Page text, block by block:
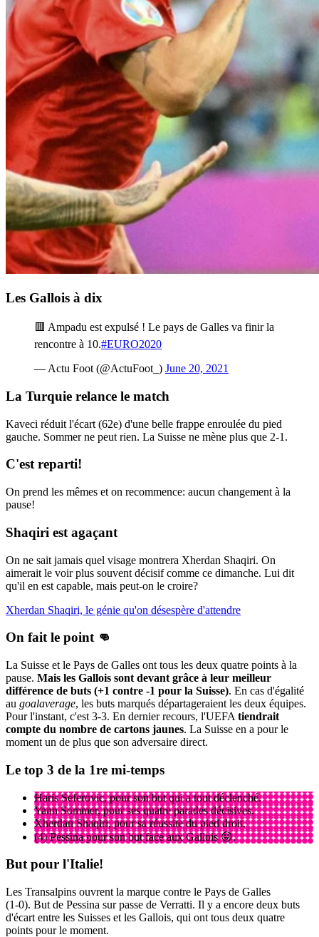
Les Gallois à dix
🟥 Ampadu est expulsé ! Le pays de Galles va finir la
rencontre à 10.#EURO2020
— Actu Foot (@ActuFoot_) June 20, 2021
La Turquie relance le match
Kaveci réduit l'écart (62e) d'une belle frappe enroulée du pied
gauche. Sommer ne peut rien. La Suisse ne mène plus que 2-1.
C'est reparti!
On prend les mêmes et on recommence: aucun changement à la
pause!
Shaqiri est agaçant
On ne sait jamais quel visage montrera Xherdan Shaqiri. On
aimerait le voir plus souvent décisif comme ce dimanche. Lui dit
qu'il en est capable, mais peut-on le croire?
Xherdan Shaqiri, le génie qu'on désespère d'attendre
On fait le point 👊
La Suisse et le Pays de Galles ont tous les deux quatre points à la
pause. Mais les Gallois sont devant grâce à leur meilleur
différence de buts (+1 contre -1 pour la Suisse). En cas d'égalité
au goalaverage, les buts marqués départageraient les deux équipes.
Pour l'instant, c'est 3-3. En dernier recours, l'UEFA tiendrait
compte du nombre de cartons jaunes. La Suisse en a pour le
moment un de plus que son adversaire direct.
Le top 3 de la 1re mi-temps
Haris Seferovic, pour son but qui a tout déclenché.
Yann Sommer, pour ses quatre parades décisives.
Xherdan Shaqiri, pour sa réussite du pied droit.
(4) Pessina pour son but face aux Gallois 😜.
But pour l'Italie!
Les Transalpins ouvrent la marque contre le Pays de Galles
(1-0). But de Pessina sur passe de Verratti. Il y a encore deux buts
d'écart entre les Suisses et les Gallois, qui ont tous deux quatre
points pour le moment.